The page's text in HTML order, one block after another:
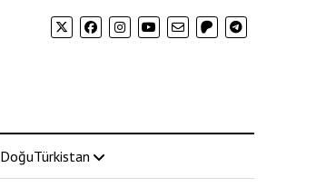
DoğuTürkistan